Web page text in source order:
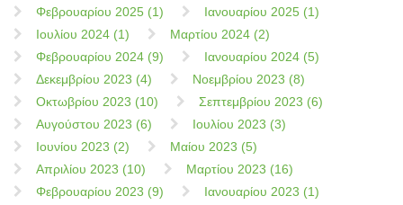
Φεβρουαρίου 2025 (1)
Ιανουαρίου 2025 (1)
Ιουλίου 2024 (1)
Μαρτίου 2024 (2)
Φεβρουαρίου 2024 (9)
Ιανουαρίου 2024 (5)
Δεκεμβρίου 2023 (4)
Νοεμβρίου 2023 (8)
Οκτωβρίου 2023 (10)
Σεπτεμβρίου 2023 (6)
Αυγούστου 2023 (6)
Ιουλίου 2023 (3)
Ιουνίου 2023 (2)
Μαίου 2023 (5)
Απριλίου 2023 (10)
Μαρτίου 2023 (16)
Φεβρουαρίου 2023 (9)
Ιανουαρίου 2023 (1)